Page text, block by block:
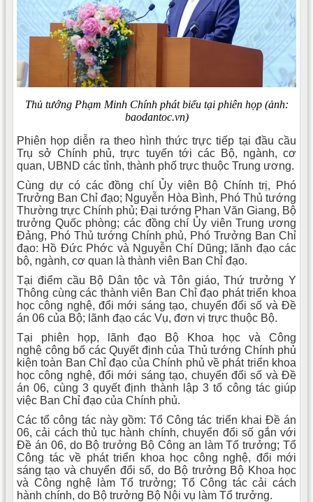
Thủ tướng Phạm Minh Chính phát biểu tại phiên họp (ảnh:
baodantoc.vn)
Phiên họp diễn ra theo hình thức trực tiếp tại đầu cầu
Trụ sở Chính phủ, trực tuyến tới các Bộ, ngành, cơ
quan, UBND các tỉnh, thành phố trực thuộc Trung ương.
Cùng dự có các đồng chí Ủy viên Bộ Chính trị, Phó
Trưởng Ban Chỉ đạo; Nguyễn Hòa Bình, Phó Thủ tướng
Thường trực Chính phủ; Đại tướng Phan Văn Giang, Bộ
trưởng Quốc phòng; các đồng chí Ủy viên Trung ương
Đảng, Phó Thủ tướng Chính phủ, Phó Trưởng Ban Chỉ
đạo: Hồ Đức Phớc và Nguyễn Chí Dũng; lãnh đạo các
bộ, ngành, cơ quan là thành viên Ban Chỉ đạo.
Tại điểm cầu Bộ Dân tộc và Tôn giáo, Thứ trưởng Y
Thông cùng các thành viên Ban Chỉ đạo phát triển khoa
học công nghệ, đổi mới sáng tạo, chuyển đổi số và Đề
án 06 của Bộ; lãnh đạo các Vụ, đơn vị trực thuộc Bộ.
Tại phiên họp, lãnh đạo Bộ Khoa học và Công
nghệ công bố các Quyết định của Thủ tướng Chính phủ
kiện toàn Ban Chỉ đạo của Chính phủ về phát triển khoa
học công nghệ, đổi mới sáng tạo, chuyển đổi số và Đề
án 06, cùng 3 quyết định thành lập 3 tổ công tác giúp
việc Ban Chỉ đạo của Chính phủ.
Các tổ công tác này gồm: Tổ Công tác triển khai Đề án
06, cải cách thủ tục hành chính, chuyển đổi số gắn với
Đề án 06, do Bộ trưởng Bộ Công an làm Tổ trưởng; Tổ
Công tác về phát triển khoa học công nghệ, đổi mới
sáng tạo và chuyển đổi số, do Bộ trưởng Bộ Khoa học
và Công nghệ làm Tổ trưởng; Tổ Công tác cải cách
hành chính, do Bộ trưởng Bộ Nội vụ làm Tổ trưởng.